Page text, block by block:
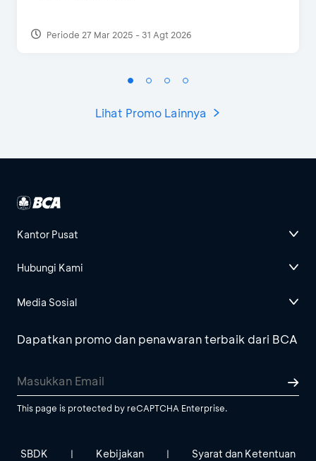
Periode 27 Mar 2025 - 31 Agt 2026
Lihat Promo Lainnya
Kantor Pusat
Hubungi Kami
Media Sosial
Dapatkan promo dan penawaran terbaik dari BCA
This page is protected by reCAPTCHA Enterprise.
SBDK | Kebijakan | Syarat dan Ketentuan